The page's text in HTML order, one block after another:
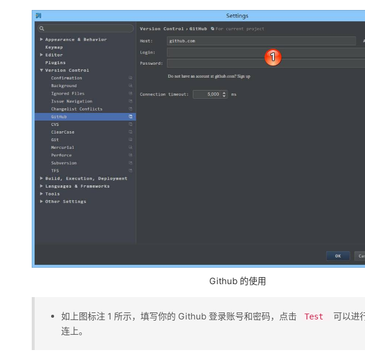
Github 的使用
如上图标注 1 所示，填写你的 Github 登录账号和密码，点击 ​ Test
可以进
连上。